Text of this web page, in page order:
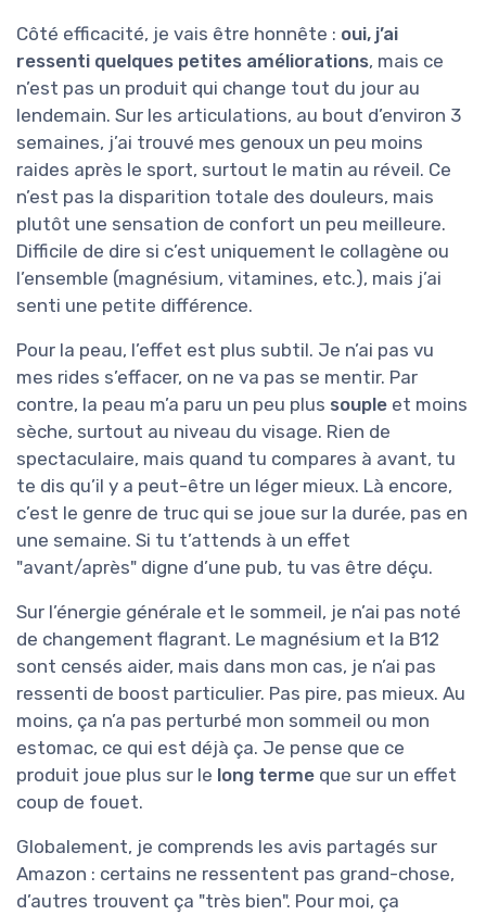
Côté efficacité, je vais être honnête : oui, j’ai
ressenti quelques petites améliorations, mais ce
n’est pas un produit qui change tout du jour au
lendemain. Sur les articulations, au bout d’environ 3
semaines, j’ai trouvé mes genoux un peu moins
raides après le sport, surtout le matin au réveil. Ce
n’est pas la disparition totale des douleurs, mais
plutôt une sensation de confort un peu meilleure.
Difficile de dire si c’est uniquement le collagène ou
l’ensemble (magnésium, vitamines, etc.), mais j’ai
senti une petite différence.
Pour la peau, l’effet est plus subtil. Je n’ai pas vu
mes rides s’effacer, on ne va pas se mentir. Par
contre, la peau m’a paru un peu plus souple et moins
sèche, surtout au niveau du visage. Rien de
spectaculaire, mais quand tu compares à avant, tu
te dis qu’il y a peut-être un léger mieux. Là encore,
c’est le genre de truc qui se joue sur la durée, pas en
une semaine. Si tu t’attends à un effet
"avant/après" digne d’une pub, tu vas être déçu.
Sur l’énergie générale et le sommeil, je n’ai pas noté
de changement flagrant. Le magnésium et la B12
sont censés aider, mais dans mon cas, je n’ai pas
ressenti de boost particulier. Pas pire, pas mieux. Au
moins, ça n’a pas perturbé mon sommeil ou mon
estomac, ce qui est déjà ça. Je pense que ce
produit joue plus sur le long terme que sur un effet
coup de fouet.
Globalement, je comprends les avis partagés sur
Amazon : certains ne ressentent pas grand-chose,
d’autres trouvent ça "très bien". Pour moi, ça